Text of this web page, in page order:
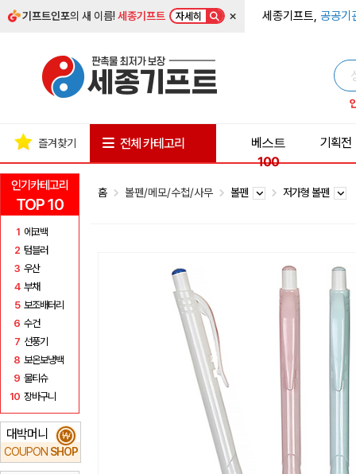
기프트인포의 새 이름!세종기프트 자세히 × 세종기프트, 공공기
인기카테고리
TOP 10
1 에코백
2 텀블러
3 우산
4 부채
5 보조배터리
6 수건
7 선풍기
8 보온보냉백
9 물티슈
10 장바구니
대박머니
COUPON SHOP
₩
즐겨찾기 전체 카테고리
베스트
100
기획전
홈 볼펜/메모/수첩/사무 볼펜 저가형 볼펜